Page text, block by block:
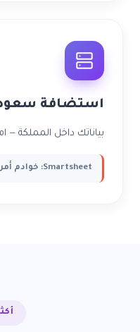
استضافة
بياناتك داخل المملكة —
Smartsheet: خوادم أمريكية